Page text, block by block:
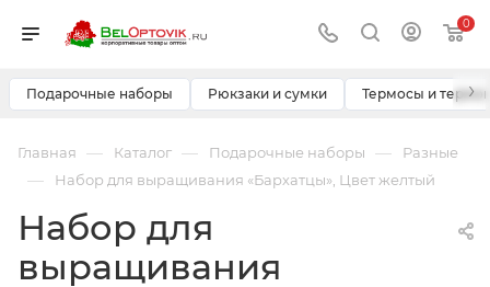
0
Подарочные наборы Рюкзаки и сумки Термосы и ›
Главная — Каталог — Подарочные наборы — Разные
— Набор для выращивания «Бархатцы», Цвет желтый
Набор для
выращивания